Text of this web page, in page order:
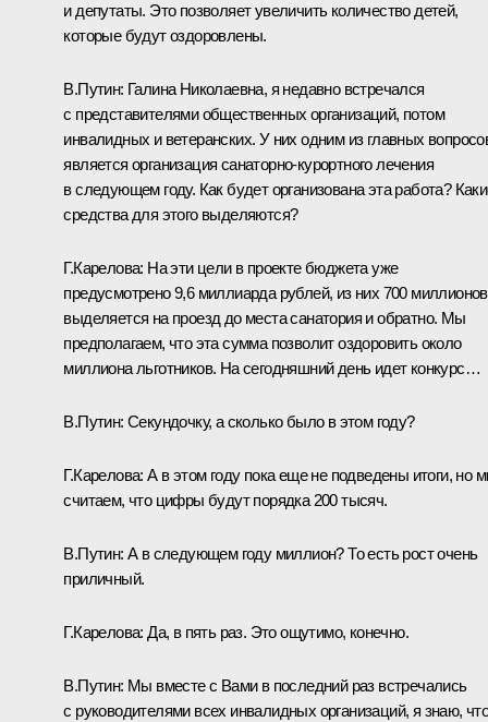
и депутаты. Это позволяет увеличить количество детей,
которые будут оздоровлены.
В.Путин: Галина Николаевна, я недавно встречался
с представителями общественных организаций, потом
инвалидных и ветеранских. У них одним из главных
является организация санаторно-курортного лечения
в следующем году. Как будет организована эта работа?
средства для этого выделяются?
Г.Карелова: На эти цели в проекте бюджета уже
предусмотрено 9,6 миллиарда рублей, из них 700 миллионов
выделяется на проезд до места санатория и обратно. Мы
предполагаем, что эта сумма позволит оздоровить около
миллиона льготников. На сегодняшний день идет конкурс…
В.Путин: Секундочку, а сколько было в этом году?
Г.Карелова: А в этом году пока еще не подведены итоги, но
считаем, что цифры будут порядка 200 тысяч.
В.Путин: А в следующем году миллион? То есть рост очень
приличный.
Г.Карелова: Да, в пять раз. Это ощутимо, конечно.
В.Путин: Мы вместе с Вами в последний раз встречались
с руководителями всех инвалидных организаций, я знаю,